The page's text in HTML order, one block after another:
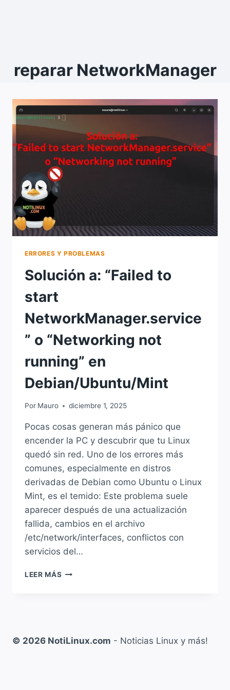
reparar NetworkManager
ERRORES Y PROBLEMAS
Solución a: “Failed to
start
NetworkManager.service
” o “Networking not
running” en
Debian/Ubuntu/Mint
Por Mauro diciembre 1, 2025
Pocas cosas generan más pánico que
encender la PC y descubrir que tu Linux
quedó sin red. Uno de los errores más
comunes, especialmente en distros
derivadas de Debian como Ubuntu o Linux
Mint, es el temido: Este problema suele
aparecer después de una actualización
fallida, cambios en el archivo
/etc/network/interfaces, conflictos con
servicios del…
LEER MÁS SOLUCIÓN
O
© 2026 NotiLinux.com - Noticias Linux y más!